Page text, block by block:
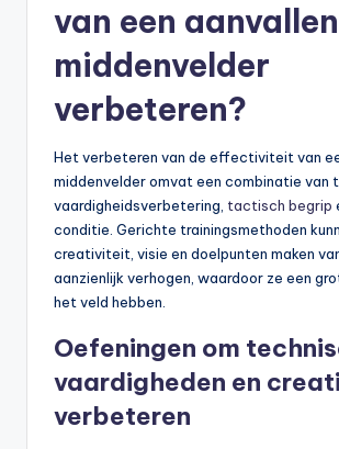
van een
middenvelder
verbeteren?
Het verbeteren van de effectiviteit van
middenvelder omvat een combinatie van
vaardigheidsverbetering, tactisch begrip
conditie. Gerichte trainingsmethoden
creativiteit, visie en doelpunten maken
aanzienlijk verhogen, waardoor ze een
het veld hebben.
Oefeningen om
vaardigheden en
verbeteren